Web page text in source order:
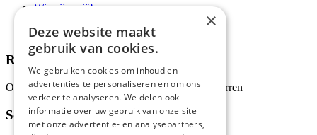
Wie zijn wij?
Tips
Recensies
Onze klanten waarderen ons met 4.9 van de 5 sterren
Schrijf je in voor onze nieuwsbrief
×
Deze website maakt
gebruik van cookies.
We gebruiken cookies om inhoud en
advertenties te personaliseren en om ons
verkeer te analyseren. We delen ook
informatie over uw gebruik van onze site
met onze advertentie- en analysepartners,